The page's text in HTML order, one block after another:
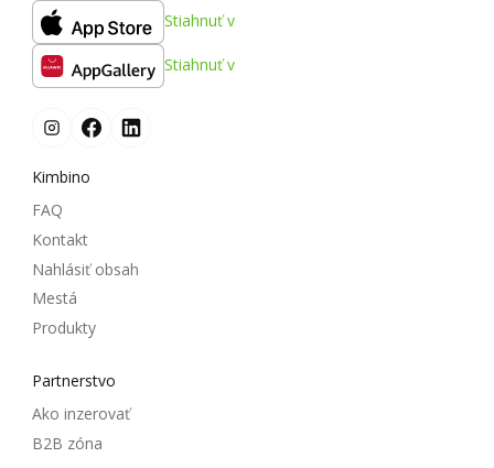
Stiahnuť v
Stiahnuť v
Kimbino
FAQ
Kontakt
Nahlásiť obsah
Mestá
Produkty
Partnerstvo
Ako inzerovať
B2B zóna